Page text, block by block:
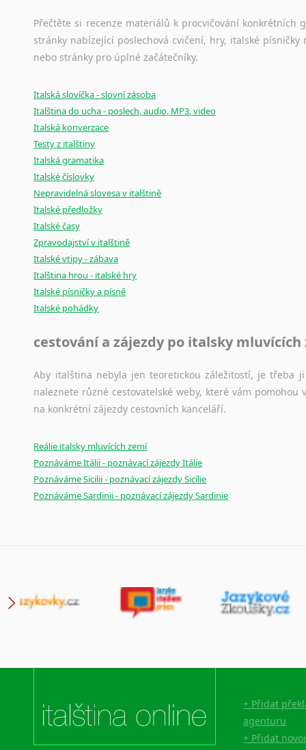
Přečtěte si recenze materiálů k procvičování
stránky nabízející poslechová cvičení, hry, italské
nebo stránky pro úplné začátečníky.
Italská slovíčka - slovní zásoba
Italština do ucha - poslech, audio, MP3, video
Italská konverzace
Testy z italštiny
Italská gramatika
Italské číslovky
Nepravidelná slovesa v italštině
Italské předložky
Italské časy
Zpravodajství v italštině
Italské vtipy - zábava
Italština hrou - italské hry
Italské písničky a písně
Italské pohádky
cestování a zájezdy po italsky mluvících
Aby italština nebyla jen teoretickou záležitostí, je třeba
naleznete různé cestovatelské weby, které vám
na konkrétní zájezdy cestovních kanceláří.
Reálie italsky mluvících zemí
Poznáváme Itálii - poznávací zájezdy Itálie
Poznáváme Sicilii - poznávací zájezdy Sicílie
Poznáváme Sardinii - poznávací zájezdy Sardinie
+ Přidat
agenturu
+ Přidat